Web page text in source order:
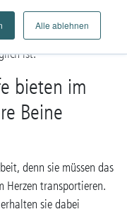
Alle ablehnen
da
ist.
bieten im
Beine
denn sie müssen das
Herzen transportieren.
sie dabei